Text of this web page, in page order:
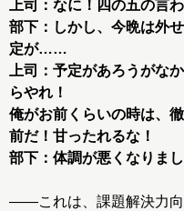
上司：なに！四の五の言
部下：しかし、今晩は外
定が……
上司：予定があろうがな
らやれ！
俺がお前くらいの時は、
前だ！甘ったれるな！
部下：体調が悪くなりま
――これは、課題解決力向